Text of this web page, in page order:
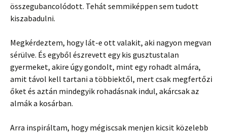
összegubancolódott. Tehát semmiképpen sem tudott
kiszabadulni.
Megkérdeztem, hogy lát-e ott valakit, aki nagyon megvan
sérülve. És egyből észrevett egy kis gusztustalan
gyermeket, akire úgy gondolt, mint egy rohadt almára,
amit távol kell tartani a többiektől, mert csak megfertőzi
őket és aztán mindegyik rohadásnak indul, akárcsak az
almák a kosárban.
Arra inspiráltam, hogy mégiscsak menjen kicsit közelebb